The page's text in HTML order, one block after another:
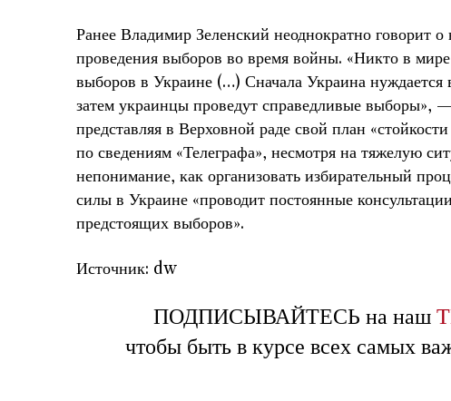
Ранее Владимир Зеленский неоднократно говорит о
проведения выборов во время войны. «Никто в мире
выборов в Украине (…) Сначала Украина нуждается
затем украинцы проведут справедливые выборы»,
представляя в Верховной раде свой план
по сведениям «Телеграфа», несмотря на тяжелую
непонимание, как организовать избирательный
силы в Украине «проводит постоянные
предстоящих выборов».
Источник: dw
ПОДПИСЫВАЙТЕСЬ на наш
чтобы быть в курсе всех самых